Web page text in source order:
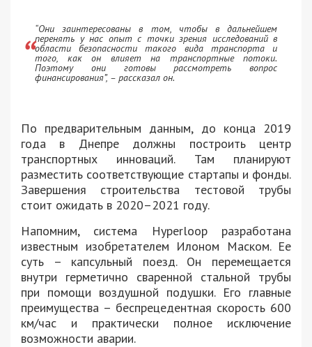
“Они заинтересованы в том, чтобы в дальнейшем
перенять у нас опыт с точки зрения исследований в
области безопасности такого вида транспорта и
того, как он влияет на транспортные потоки.
Поэтому они готовы рассмотреть вопрос
финансирования”, – рассказал он.
По предварительным данным, до конца 2019
года в Днепре должны построить центр
транспортных инноваций. Там планируют
разместить соответствующие стартапы и фонды.
Завершения строительства тестовой трубы
стоит ожидать в 2020–2021 году.
Напомним, система Hyperloop разработана
известным изобретателем Илоном Маском. Ее
суть – капсульный поезд. Он перемещается
внутри герметично сваренной стальной трубы
при помощи воздушной подушки. Его главные
преимущества – беспрецедентная скорость 600
км/час и практически полное исключение
возможности аварии.